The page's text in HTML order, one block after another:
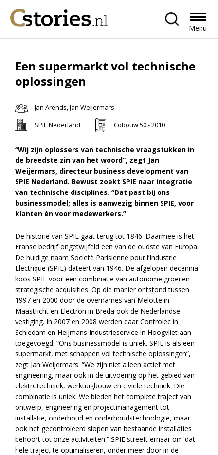
Menu
Een supermarkt vol technische
oplossingen
Jan Arends, Jan Weijermars
SPIE Nederland
Cobouw 50 - 2010
“Wij zijn oplossers van technische vraagstukken in
de breedste zin van het woord”, zegt Jan
Weijermars, directeur business development van
SPIE Nederland. Bewust zoekt SPIE naar integratie
van technische disciplines. “Dat past bij ons
businessmodel; alles is aanwezig binnen SPIE, voor
klanten én voor medewerkers.”
De historie van SPIE gaat terug tot 1846. Daarmee is het
Franse bedrijf ongetwijfeld een van de oudste van Europa.
De huidige naam Societé Parisienne pour l’Industrie
Electrique (SPIE) dateert van 1946. De afgelopen decennia
koos SPIE voor een combinatie van autonome groei en
strategische acquisities. Op die manier ontstond tussen
1997 en 2000 door de overnames van Melotte in
Maastricht en Electron in Breda ook de Nederlandse
vestiging. In 2007 en 2008 werden daar Controlec in
Schiedam en Heijmans Industrieservice in Hoogvliet aan
toegevoegd. “Ons businessmodel is uniek. SPIE is als een
supermarkt, met schappen vol technische oplossingen”,
zegt Jan Weijermars. “We zijn niet alleen actief met
engineering, maar ook in de uitvoering op het gebied van
elektrotechniek, werktuigbouw en civiele techniek. Die
combinatie is uniek. We bieden het complete traject van
ontwerp, engineering en projectmanagement tot
installatie, onderhoud en onderhoudstechnologie, maar
ook het gecontroleerd slopen van bestaande installaties
behoort tot onze activiteiten.” SPIE streeft ernaar om dat
hele traject te optimaliseren, onder meer door in de